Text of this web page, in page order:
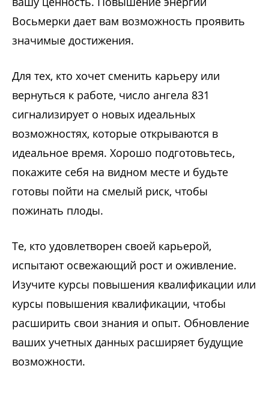
Восьмерки дает вам возможность проявить
значимые достижения.
Для тех, кто хочет сменить карьеру или
вернуться к работе, число ангела 831
сигнализирует о новых идеальных
возможностях, которые открываются в
идеальное время. Хорошо подготовьтесь,
покажите себя на видном месте и будьте
готовы пойти на смелый риск, чтобы
пожинать плоды.
Те, кто удовлетворен своей карьерой,
испытают освежающий рост и оживление.
Изучите курсы повышения квалификации или
курсы повышения квалификации, чтобы
расширить свои знания и опыт. Обновление
ваших учетных данных расширяет будущие
возможности.